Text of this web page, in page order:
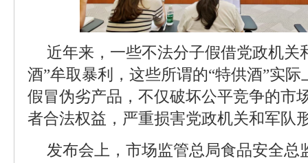
近年来，一些不法分子假借党政机关
酒”牟取暴利，这些所谓的“特供酒”实
假冒伪劣产品，不仅破坏公平竞争的市
者合法权益，严重损害党政机关和军队
发布会上，市场监管总局食品安全总